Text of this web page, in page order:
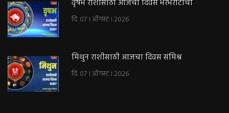
वृषभ राशीसाठी आजचा दिवस भरभराटीचा
दि. 07 । ऑगस्ट । 2026
मिथुन राशीसाठी आजचा दिवस संमिश्र
दि. 07 । ऑगस्ट । 2026